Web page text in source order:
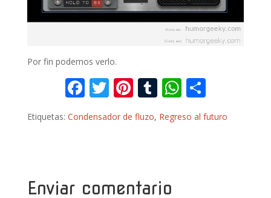
Por fin podemos verlo.
F
ac
e
o
T
w
itt
Pi
nt
er
T
m
W
at m
Etiquetas: Condensador de fluzo, Regreso al futuro
Enviar comentario